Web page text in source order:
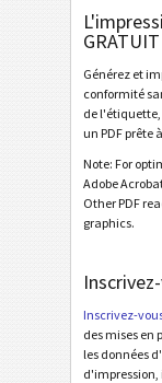
I
NF
€
₣
D
commun
GRATUIT
Générez et
conformité
de
un PDF prête
Note: For
Adobe
Other PDF
graphics.
Inscrivez-
des mises en
les données